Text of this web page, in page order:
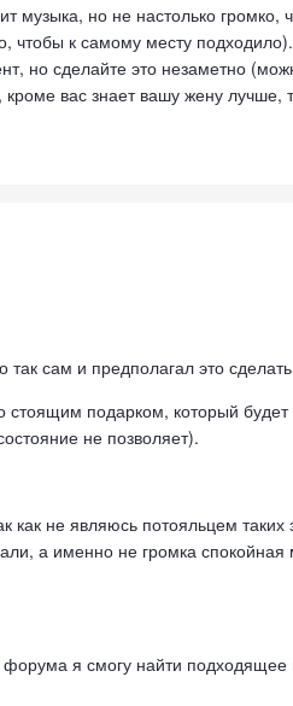
музыка, но не настолько
чтобы к самому месту
но сделайте это незаметно
вас знает вашу жену лучше,
сам и предполагал это
стоящим подарком, который
не позволяет).
как не являюсь потояльцем
а именно не громка
я смогу найти подходящее